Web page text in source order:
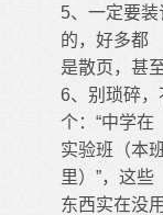
5、一定要
的，好多都
是散页，甚
6、别琐碎
个： “中学在
实验班（本
里） ”，这些
东西实在没用